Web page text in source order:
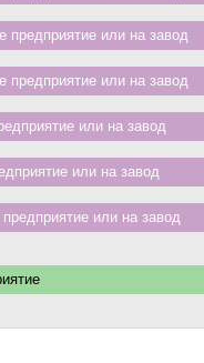
или на завод
или на завод
или на завод
или на завод
или на завод